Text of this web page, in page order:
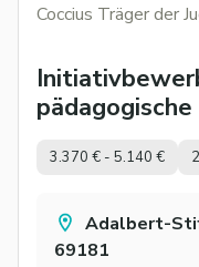
Coccius Träger der
3.370 € - 5.140 €
Adalbert-
69181